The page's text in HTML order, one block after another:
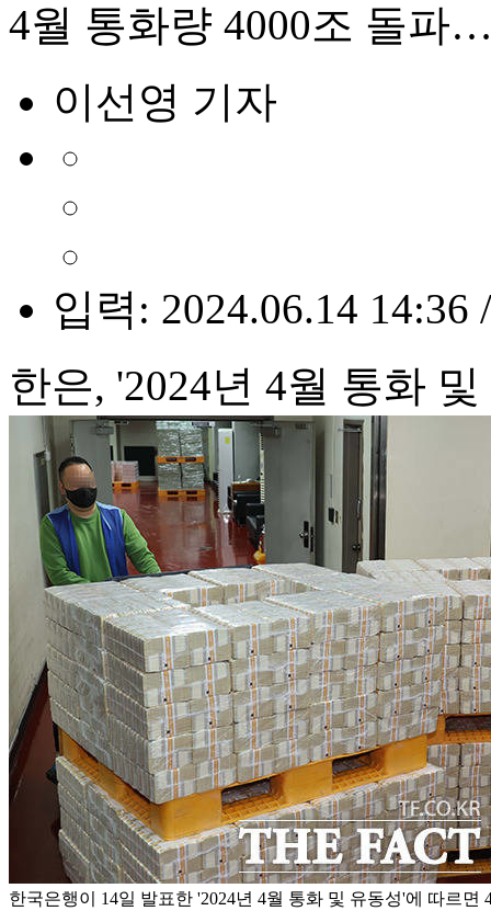
4월 통화량 4000조 돌파
이선영 기자
입력: 2024.06.14 14:36
한은, '2024년 4월 통화
한국은행이 14일 발표한 '2024년 4월 통화 및 유동성'에 따르면